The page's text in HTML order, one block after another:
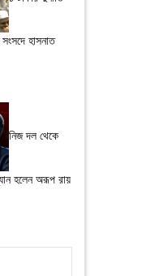
হাসনাত
নিজ দল থেকে
হলেন অরূপ রায়